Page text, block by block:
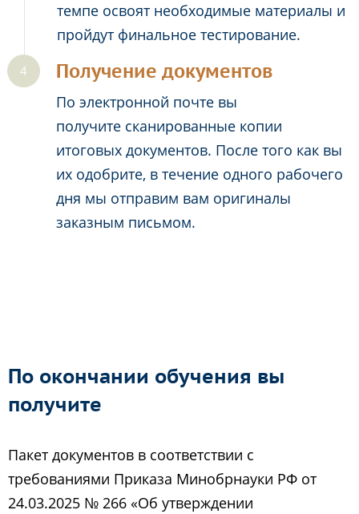
темпе освоят необходимые материалы и
пройдут финальное тестирование.
Получение документов
По электронной почте вы
получите сканированные копии
итоговых документов. После того как вы
их одобрите, в течение одного рабочего
дня мы отправим вам оригиналы
заказным письмом.
По окончании обучения вы
получите
Пакет документов в соответствии с
требованиями Приказа Минобрнауки РФ от
24.03.2025 № 266 «Об утверждении